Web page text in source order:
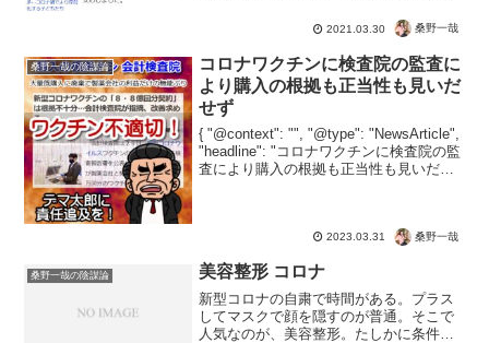
で、新型コロナウイルスって社会を破綻
し、未来の命を奪うほど怖いんでしょう
か？小中高生の自殺が過去...
2021.03.30 桑野一哉
桑野一哉の陰謀論
コロナワクチンに検査院の監査に
より購入の根拠も正当性も見いだ
せず
{ "@context": "", "@type": "NewsArticle",
"headline": "コロナワクチンに検査院の監
査により購入の根拠も正当性も見いだせ
2023.03.31 桑野一哉
桑野一哉の陰謀論 美容整形 コロナ
新型コロナの自粛で時間がある。プラス
してマスクで顔を隠すのが普通。そこで
人気なのが、美容整形。たしかに条件と